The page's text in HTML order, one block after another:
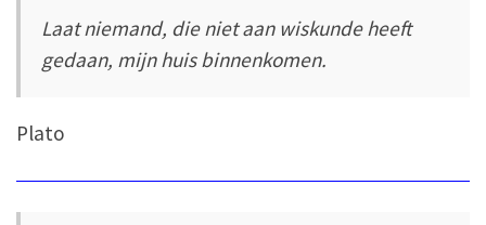
Laat niemand, die niet aan wiskunde heeft
gedaan, mijn huis binnenkomen.
Plato